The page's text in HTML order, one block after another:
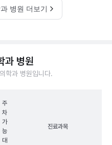
병원 더보기
과 병원
학과 병원입니다.
주
차
가
능
대
진료과목